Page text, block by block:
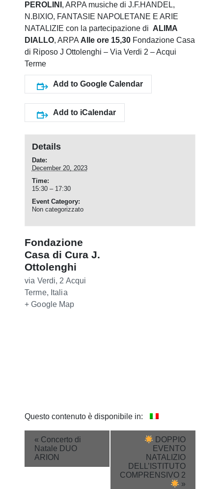
PEROLINI , ARPA musiche di J.F.HANDEL,
N.BIXIO, FANTASIE NAPOLETANE E ARIE
NATALIZIE con la partecipazione di ALIMA
DIALLO, ARPA Alle ore 15,30 Fondazione Casa
di Riposo J Ottolenghi – Via Verdi 2 – Acqui
Terme
Add to Google Calendar
Add to iCalendar
Details
Date:
December 20, 2023
Time:
15:30 – 17:30
Event Category:
Non categorizzato
Fondazione
Casa di Cura J.
Ottolenghi
via Verdi, 2 Acqui
Terme, Italia
+ Google Map
Questo contenuto è disponibile in:
Event
Navigation
« Concerto di
Natale DUO
ARION
DOPPIO
EVENTO
NATALIZIO
DELL’ISTITUTO
COMPRENSIVO 2
»